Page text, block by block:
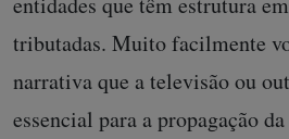
tributadas. Muito facilmente
narrativa que a televisão ou
essencial para a propagação